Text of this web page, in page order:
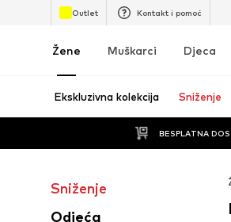
Outlet Kontakt i pomoć
Žene Muškarci Djeca
Ekskluzivna kolekcija Sniženje
BESPLATNA
Sniženje
Odjeća